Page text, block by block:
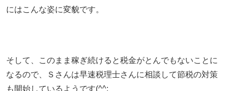
にはこんな姿に変貌です。
そして、このまま稼ぎ続けると税金がとんでもないことに
なるので、Ｓさんは早速税理士さんに相談して節税の対策
も開始しているようです(^^;